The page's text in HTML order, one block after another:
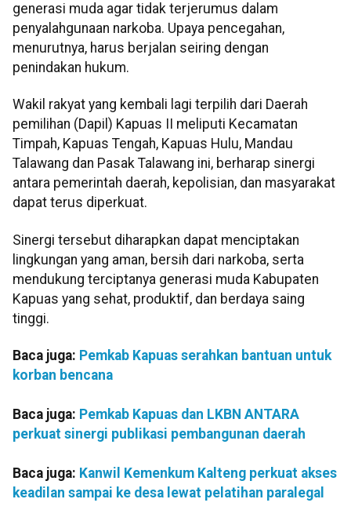
generasi muda agar tidak terjerumus dalam
penyalahgunaan narkoba. Upaya pencegahan,
menurutnya, harus berjalan seiring dengan
penindakan hukum.
Wakil rakyat yang kembali lagi terpilih dari Daerah
pemilihan (Dapil) Kapuas II meliputi Kecamatan
Timpah, Kapuas Tengah, Kapuas Hulu, Mandau
Talawang dan Pasak Talawang ini, berharap sinergi
antara pemerintah daerah, kepolisian, dan masyarakat
dapat terus diperkuat.
Sinergi tersebut diharapkan dapat menciptakan
lingkungan yang aman, bersih dari narkoba, serta
mendukung terciptanya generasi muda Kabupaten
Kapuas yang sehat, produktif, dan berdaya saing
tinggi.
Baca juga: Pemkab Kapuas serahkan bantuan untuk
korban bencana
Baca juga: Pemkab Kapuas dan LKBN ANTARA
perkuat sinergi publikasi pembangunan daerah
Baca juga: Kanwil Kemenkum Kalteng perkuat akses
keadilan sampai ke desa lewat pelatihan paralegal